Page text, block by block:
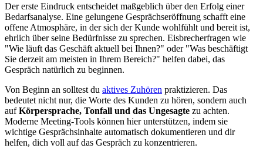
Der erste Eindruck entscheidet maßgeblich über den Erfolg einer
Bedarfsanalyse. Eine gelungene Gesprächseröffnung schafft eine
offene Atmosphäre, in der sich der Kunde wohlfühlt und bereit ist,
ehrlich über seine Bedürfnisse zu sprechen. Eisbrecherfragen wie
"Wie läuft das Geschäft aktuell bei Ihnen?" oder "Was beschäftigt
Sie derzeit am meisten in Ihrem Bereich?" helfen dabei, das
Gespräch natürlich zu beginnen.
Von Beginn an solltest du aktives Zuhören praktizieren. Das
bedeutet nicht nur, die Worte des Kunden zu hören, sondern auch
aufKörpersprache, Tonfall und das Ungesagte zu achten.
Moderne Meeting-Tools können hier unterstützen, indem sie
wichtige Gesprächsinhalte automatisch dokumentieren und dir
helfen, dich voll auf das Gespräch zu konzentrieren.